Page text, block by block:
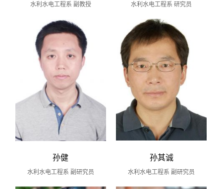
水利水电工程系 副教授 水利水电工程系 研究员
孙健
水利水电工程系 副研究员
孙其诚
水利水电工程系 副研究员